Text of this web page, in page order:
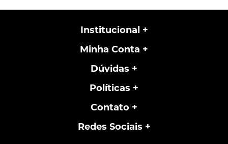
Institucional
Minha Conta
Dúvidas
Políticas
Contato
Redes Sociais